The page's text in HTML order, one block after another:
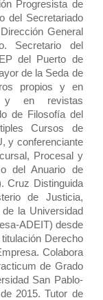
Progresista de
del Secretariado
General
Secretario del
del Puerto de
de la Seda de
propios y en
y en revistas
de Filosofía del
Cursos de
y conferenciante
Procesal y
del Anuario de
Cruz Distinguida
de Justicia,
la Universidad
ADEIT) desde
Derecho
Colabora
de Grado
San Pablo-
2015. Tutor de